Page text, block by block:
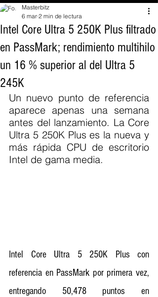
Intel Core Ultra 5 250K Plus filtrado
en PassMark; rendimiento multihilo
un 16 % superior al del Ultra 5
245K
Masterbitz
6 mar 2 min de lectura
Un nuevo punto de referencia
aparece apenas una semana
antes del lanzamiento. La Core
Ultra 5 250K Plus es la nueva y
más rápida CPU de escritorio
Intel de gama media.
Intel Core Ultra 5 250K Plus con
referencia en PassMark por primera vez,
entregando 50,478 puntos en